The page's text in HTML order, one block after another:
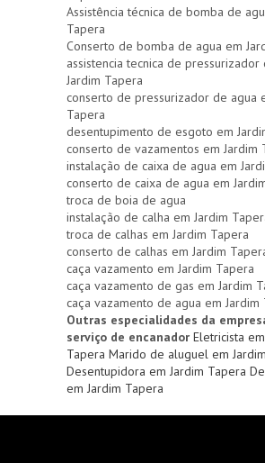
Assistência técnica de bomba de
Tapera
Conserto de bomba de agua em
assistencia tecnica de pressurizador
Jardim Tapera
conserto de pressurizador de agua
Tapera
desentupimento de esgoto em
conserto de vazamentos em Jardim
instalação de caixa de agua em
conserto de caixa de agua em
troca de boia de agua
instalação de calha em Jardim
troca de calhas em Jardim Tapera
conserto de calhas em Jardim
caça vazamento em Jardim Tapera
caça vazamento de gas em Jardim
caça vazamento de agua em Jardim
Outras especialidades da
serviço de encanador Eletricista
Tapera Marido de aluguel em
Desentupidora em Jardim Tapera
em Jardim Tapera